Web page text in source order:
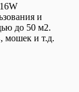
и
до 50 м2.
мошек и т.д.